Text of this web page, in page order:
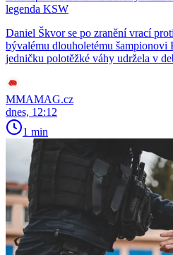
legenda KSW
Daniel Škvor se po zranění vrací
bývalému dlouholetému šampionovi
jedničku polotěžké váhy udržela v
MMAMAG.cz
dnes, 12:12
1 min